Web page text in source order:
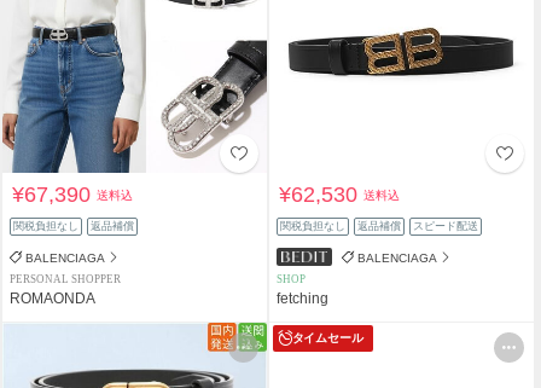
¥67,390送料込
関税負担なし 返品補償
BALENCIAGA
PERSONAL SHOPPER
ROMAONDA
¥62,530送料込
関税負担なし 返品補償 スピード配送
BALENCIAGA
SHOP
fetching
タイムセール